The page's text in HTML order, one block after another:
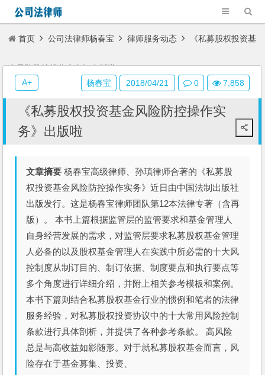
首页 公司法律师杨春宝 律师服务动态 《私募股权投资基
金风险防控操作实务》出版啦
《私募股权投资基金风险防控操作实
务》出版啦
文章摘要 杨春宝高级律师、孙瑱律师合著的《私募股
权投资基金风险防控操作实务》近日由中国法制出版社
出版发行。这是杨春宝律师团队第12本法律专著（含再
版）。 本书上篇根据监管层的监管要求和基金管理人
自身经营发展的需求，对监管层要求私募股权基金管理
人必备的以及股权基金管理人在实践中所必需的十大风
控制度从制订目的、制订依据、制度要点和执行要点等
多个角度进行详细介绍，并附上相关参考模板和案例。
本书下篇则结合私募股权基金行业的惯例和笔者的法律
服务经验，对私募股权投资协议中的十大常用风险控制
条款进行具体剖析，并提供了各种参考条款。 高风险
总是与高收益如影随形。对于就私募股权基金而言，风
险存在于基金募集、投资、
杨春宝 2018/04/21 0 7,858
A+